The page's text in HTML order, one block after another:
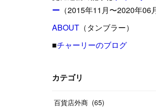
(24)
(8 )
17
(12)
(19 )
(13
( 12
(26)
(27 )
(29
(26
(31)
(31 )
(26
(14
(23)
(40 )
(55
(20
(42)
(24 )
(33
(20
ー （2015年11月〜2020年06
ABOUT （タンブラー）
■チャーリーのブログ
カテゴリ
百貨店外商 (65)